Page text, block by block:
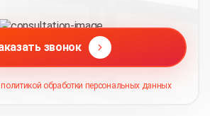
звонок
политикой обработки персональных данных